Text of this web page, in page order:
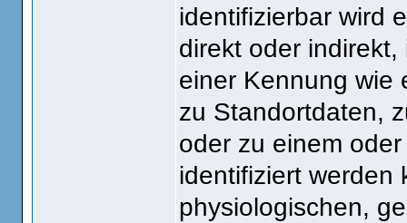
identifizierbar wird
direkt oder
einer Kennung wie
zu Standortdaten,
oder zu einem
identifiziert werden
physiologischen,